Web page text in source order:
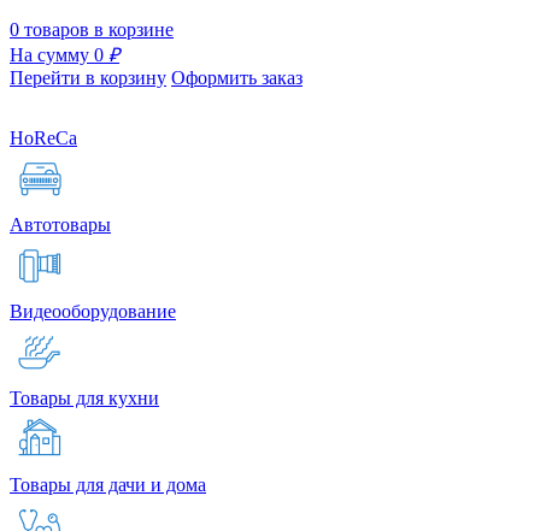
0 товаров в корзине
На сумму 0 ₽
Перейти в корзину Оформить заказ
HoReCa
Автотовары
Видеооборудование
Товары для кухни
Товары для дачи и дома